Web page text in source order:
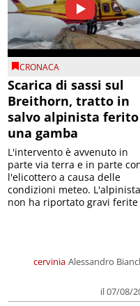
CRONACA
Scarica di sassi sul
Breithorn, tratto in
salvo alpinista ferito
una gamba
cervinia Alessandro
il 07/08/
L'intervento è avvenuto in
parte via terra e in parte
l'elicottero a causa delle
condizioni meteo. L'alpinista
non ha riportato gravi ferite